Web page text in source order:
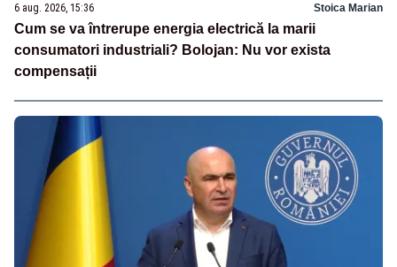
6 aug. 2026, 15:36 Stoica Marian
Cum se va întrerupe energia electrică la marii
consumatori industriali? Bolojan: Nu vor exista
compensații